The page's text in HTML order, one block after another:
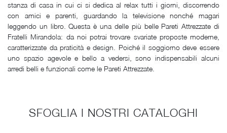
stanza di casa in cui ci si dedica al relax tutti i giorni, discorrendo
con amici e parenti, guardando la televisione nonché magari
leggendo un libro. Questa è una delle più belle Pareti Attrezzate di
Fratelli Mirandola: da noi potrai trovare svariate proposte moderne,
caratterizzate da praticità e design. Poiché il soggiorno deve essere
uno spazio agevole e bello a vedersi, sono indispensabili alcuni
arredi belli e funzionali come le Pareti Attrezzate.
SFOGLIA I NOSTRI CATALOGHI